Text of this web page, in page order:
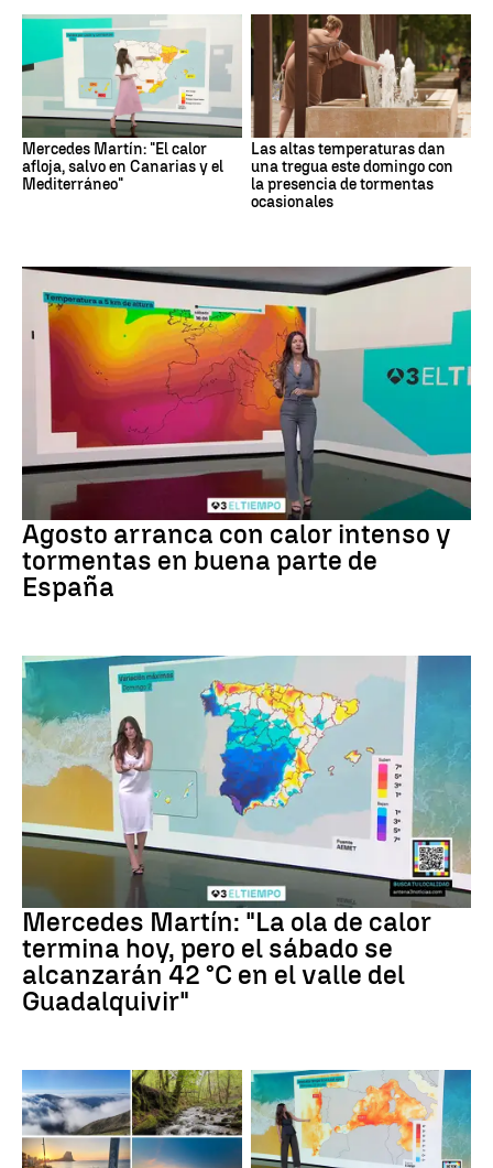
Mercedes Martín: "El calor
afloja, salvo en Canarias y el
Mediterráneo"
Las altas temperaturas dan
una tregua este domingo con
la presencia de tormentas
ocasionales
Tiempo
Agosto arranca con calor intenso y
tormentas en buena parte de
España
La previsión
Mercedes Martín: "La ola de calor
termina hoy, pero el sábado se
alcanzarán 42 °C en el valle del
Guadalquivir"